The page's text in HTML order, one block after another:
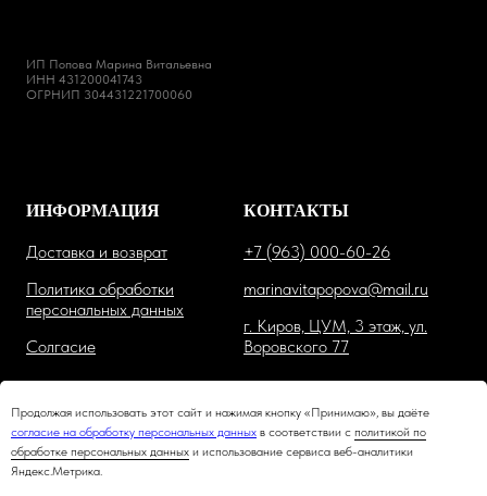
Продолжая использовать этот сайт и нажимая кнопку «Принимаю», вы даёте
согласие на обработку персональных данных в соответствии с политикой по
обработке персональных данных и использование сервиса веб-аналитики
Яндекс.Метрика.
ИП Попова Марина Витальевна
ИНН 431200041743
ОГРНИП 304431221700060
ИНФОРМАЦИЯ
Доставка и возврат
Политика обработки
персональных данных
Солгасие
КОНТАКТЫ
+7 (963) 000-60-26
marinavitapopova@mail.ru
г. Киров, ЦУМ, 3 этаж, ул.
Воровского 77